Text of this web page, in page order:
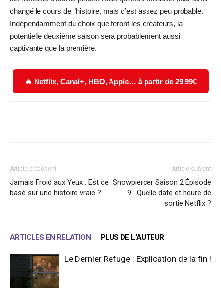
changé le cours de l’histoire, mais c’est assez peu probable.
Indépendamment du choix que feront les créateurs, la
potentielle deuxième saison sera probablement aussi
captivante que la première.
🔥 Netflix, Canal+, HBO, Apple… à partir de 29,99€
Article précédent
Jamais Froid aux Yeux : Est ce
basé sur une histoire vraie ?
Article suivant
Snowpiercer Saison 2 Épisode
9 : Quelle date et heure de
sortie Netflix ?
ARTICLES EN RELATION PLUS DE L'AUTEUR
Le Dernier Refuge : Explication de la fin !